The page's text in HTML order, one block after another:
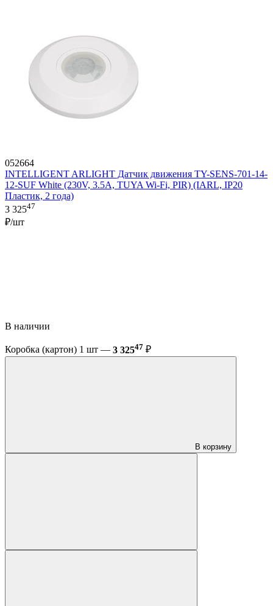
052664
INTELLIGENT ARLIGHT Датчик движения TY-SENS-701-14-
12-SUF White (230V, 3.5A, TUYA Wi-Fi, PIR) (IARL, IP20
Пластик, 2 года)
3 32547
₽/шт
В наличии
Коробка (картон) 1 шт — 3 32547 ₽
В корзину